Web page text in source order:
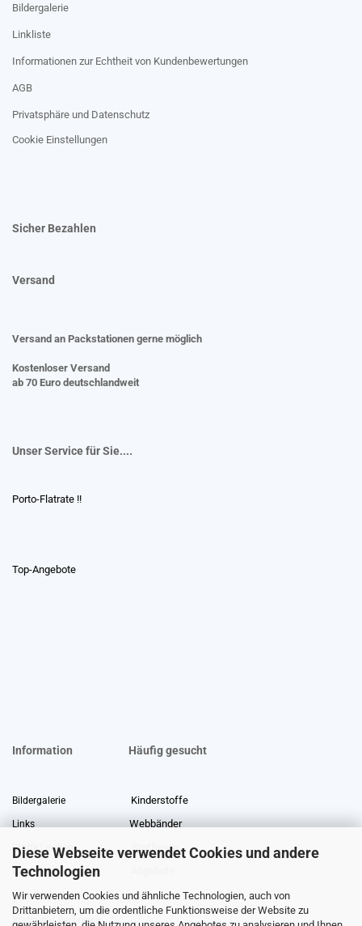
Diese Webseite verwendet Cookies und andere
Technologien
Wir verwenden Cookies und ähnliche Technologien, auch von
Drittanbietern, um die ordentliche Funktionsweise der Website zu
Bildergalerie
Linkliste
Informationen zur Echtheit von Kundenbewertungen
AGB
Privatsphäre und Datenschutz
Cookie Einstellungen
Sicher Bezahlen
Versand
Versand an Packstationen gerne möglich
Kostenloser Versand
ab 70 Euro deutschlandweit
Unser Service für Sie....
Porto-Flatrate !!
Top-Angebote
Information Häufig gesucht
Bildergalerie Kinderstoffe
Links Webbänder
Stoffe Lexikon Stoffreste
Über uns
Gewerberabatt Meterware
Stoffe auf Rechnung